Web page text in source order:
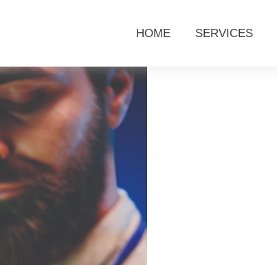
HOME SERVICES